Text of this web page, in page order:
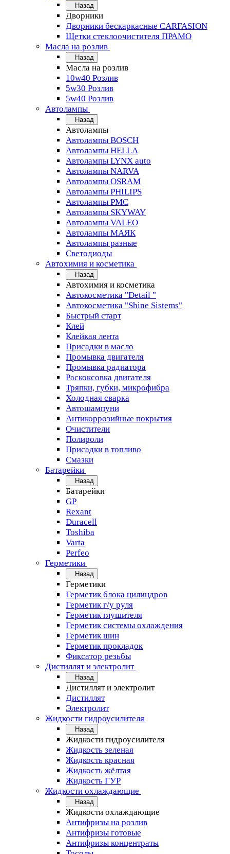
Назад
Дворники
Дворники бескаркасные CARFASION
Щетки стеклоочистителя ПРАМО
Масла на розлив
Назад
Масла на розлив
10w40 Розлив
5w30 Розлив
5w40 Розлив
Автолампы
Назад
Автолампы
Автолампы BOSCH
Автолампы HELLA
Автолампы LYNX auto
Автолампы NARVA
Автолампы OSRAM
Автолампы PHILIPS
Автолампы PMC
Автолампы SKYWAY
Автолампы VALEO
Автолампы МАЯК
Автолампы разные
Светодиоды
Автохимия и косметика
Назад
Автохимия и косметика
Автокосметика "Detail "
Автокосметика "Shine Sistems"
Быстрый старт
Клей
Клейкая лента
Присадки в масло
Промывка двигателя
Промывка радиатора
Раскоксовка двигателя
Тряпки, губки, микрофибра
Холодная сварка
Автошампуни
Антикоррозийные покрытия
Очистители
Полироли
Присадки в топливо
Смазки
Батарейки
Назад
Батарейки
GP
Rexant
Duracell
Toshiba
Varta
Perfeo
Герметики
Назад
Герметики
Герметик блока цилиндров
Герметик г/у руля
Герметик глушителя
Герметик системы охлаждения
Герметик шин
Герметик прокладок
Фиксатор резьбы
Дистиллят и электролит
Назад
Дистиллят и электролит
Дистиллят
Электролит
Жидкости гидроусилителя
Назад
Жидкости гидроусилителя
Жидкость зеленая
Жидкость красная
Жидкость жёлтая
Жидкость ГУР
Жидкости охлаждающие
Назад
Жидкости охлаждающие
Антифризы на розлив
Антифризы готовые
Антифризы концентраты